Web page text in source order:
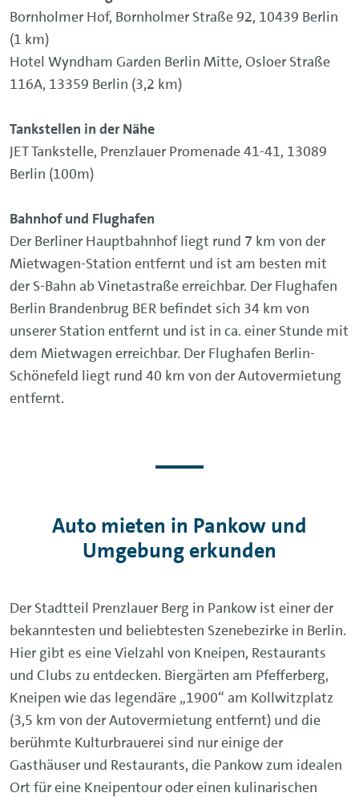
Bornholmer Hof, Bornholmer Straße 92, 10439 Berlin
(1 km)
Hotel Wyndham Garden Berlin Mitte, Osloer Straße
116A, 13359 Berlin (3,2 km)
Tankstellen in der Nähe
JET Tankstelle, Prenzlauer Promenade 41-41, 13089
Berlin (100m)
Bahnhof und Flughafen
Der Berliner Hauptbahnhof liegt rund 7 km von der
Mietwagen-Station entfernt und ist am besten mit
der S-Bahn ab Vinetastraße erreichbar. Der Flughafen
Berlin Brandenbrug BER befindet sich 34 km von
unserer Station entfernt und ist in ca. einer Stunde mit
dem Mietwagen erreichbar. Der Flughafen Berlin-
Schönefeld liegt rund 40 km von der Autovermietung
entfernt.
Auto mieten in Pankow und
Umgebung erkunden
Der Stadtteil Prenzlauer Berg in Pankow ist einer der
bekanntesten und beliebtesten Szenebezirke in Berlin.
Hier gibt es eine Vielzahl von Kneipen, Restaurants
und Clubs zu entdecken. Biergärten am Pfefferberg,
Kneipen wie das legendäre „1900“ am Kollwitzplatz
(3,5 km von der Autovermietung entfernt) und die
berühmte Kulturbrauerei sind nur einige der
Gasthäuser und Restaurants, die Pankow zum idealen
Ort für eine Kneipentour oder einen kulinarischen